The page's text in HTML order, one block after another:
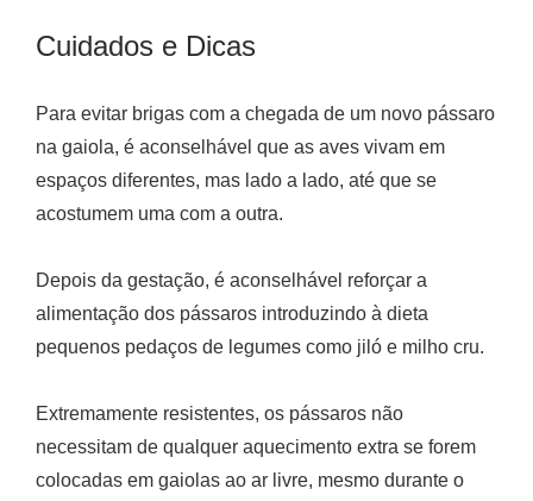
Cuidados e Dicas
Para evitar brigas com a chegada de um novo pássaro
na gaiola, é aconselhável que as aves vivam em
espaços diferentes, mas lado a lado, até que se
acostumem uma com a outra.
Depois da gestação, é aconselhável reforçar a
alimentação dos pássaros introduzindo à dieta
pequenos pedaços de legumes como jiló e milho cru.
Extremamente resistentes, os pássaros não
necessitam de qualquer aquecimento extra se forem
colocadas em gaiolas ao ar livre, mesmo durante o